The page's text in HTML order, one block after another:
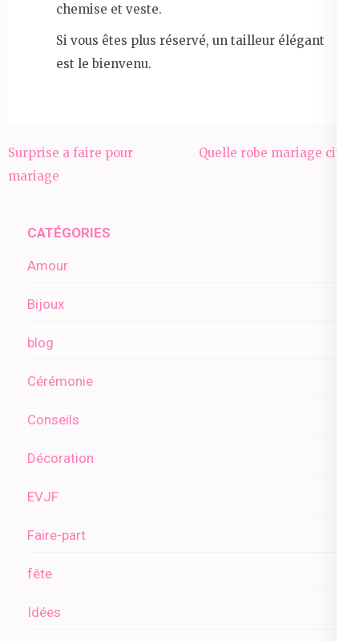
chemise et veste.
Si vous êtes plus réservé, un tailleur élégant
est le bienvenu.
Navigation
de
Surprise a faire pour
mariage
Quelle robe mariage civil
CATÉGORIES
Amour
Bijoux
blog
Cérémonie
Conseils
Décoration
EVJF
Faire-part
fête
Idées